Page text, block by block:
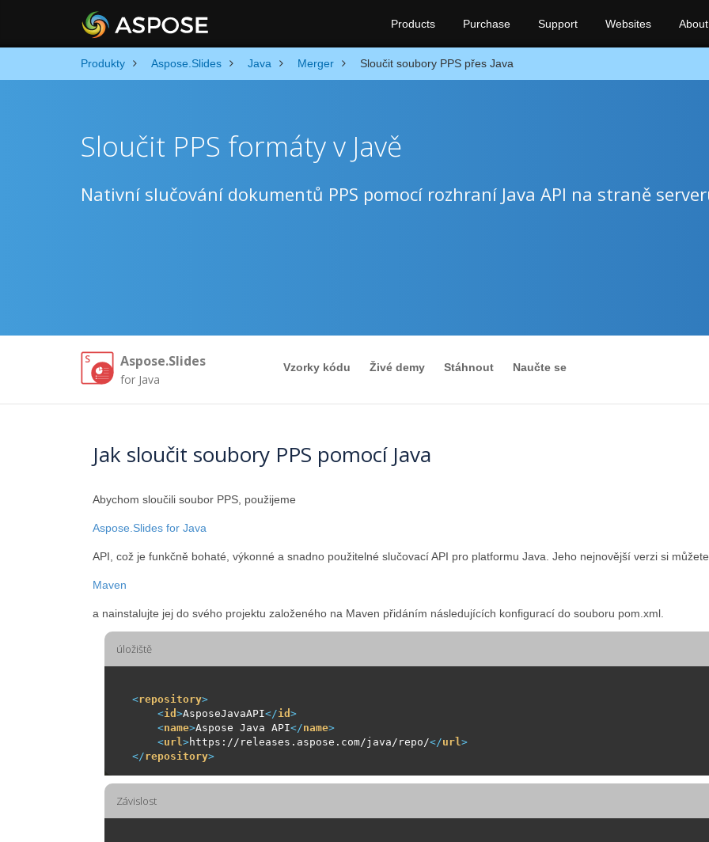
Products Purchase Support Websites About
Produkty Aspose.Slides Java Merger Sloučit soubory PPS přes Java
Sloučit PPS formáty v Javě
Nativní slučování dokumentů PPS pomocí rozhraní Java API na straně
Aspose.Slides
for Java
Vzorky kódu Živé demy Stáhnout Naučte se
Jak sloučit soubory PPS pomocí Java
Abychom sloučili soubor PPS, použijeme
Aspose.Slides for Java
API, což je funkčně bohaté, výkonné a snadno použitelné slučovací API pro platformu Java. Jeho nejnovější verzi si
Maven
a nainstalujte jej do svého projektu založeného na Maven přidáním následujících konfigurací do souboru pom.xml.
úložiště
<repository>
<id >AsposeJavaAPI</id >
<name>Aspose Java API</name>
<url>https://releases.aspose.com/java/repo/</url>
</repository>
Závislost